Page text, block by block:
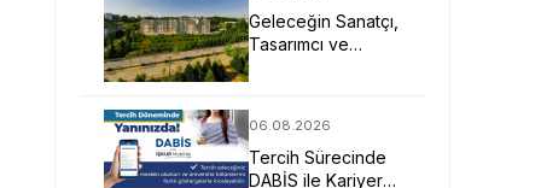
Geleceğin Sanatçı,
Tasarımcı ve
06.08.2026
Tercih Sürecinde
DABİS ile Kariyer